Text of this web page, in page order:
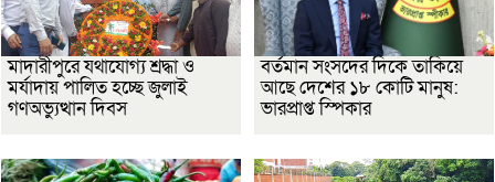
মাদারীপুরে যথাযোগ্য শ্রদ্ধা ও
মর্যাদায় পালিত হচ্ছে জুলাই
গণঅভ্যুত্থান দিবস
বর্তমান সংসদের দিকে তাকিয়ে
আছে দেশের ১৮ কোটি মানুষ:
ভারপ্রাপ্ত স্পিকার